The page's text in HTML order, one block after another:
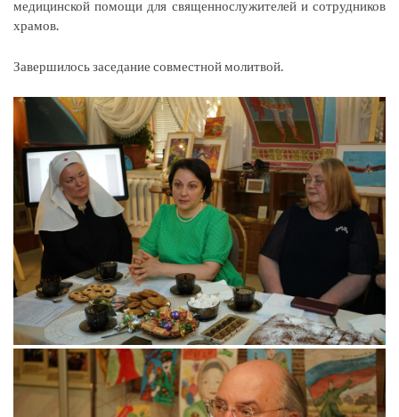
медицинской помощи для священнослужителей и сотрудников
храмов.
Завершилось заседание совместной молитвой.